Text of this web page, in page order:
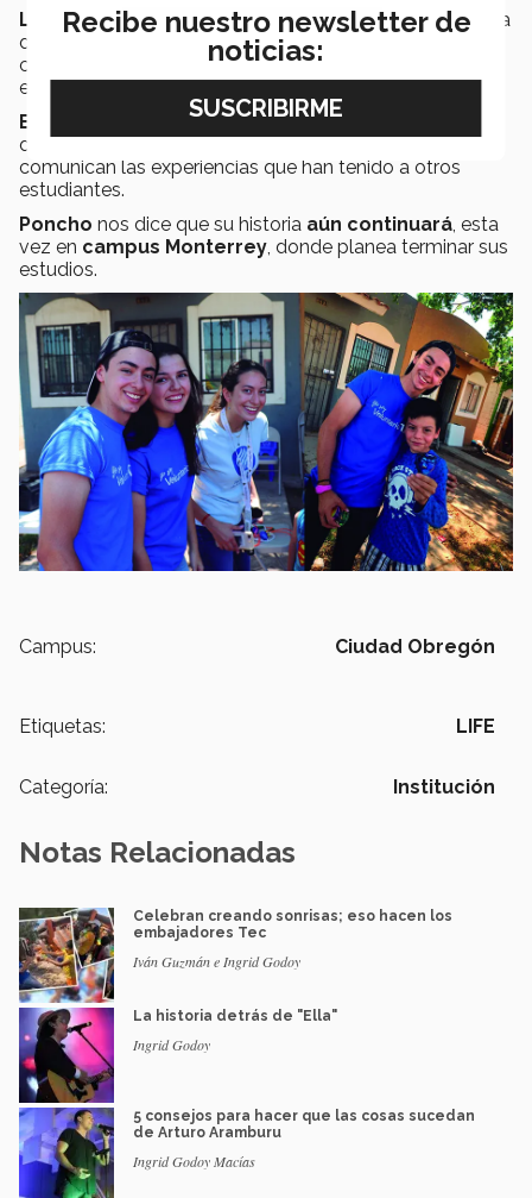
LiFE
, Liderazgo y Formación Estudiantil, es una iniciativa
del nuevo
modelo Tec21, donde las actividades
culturales, deportivas y de desarrollo dejan de ser
extracurriculares para volverse formativas.
Embajadores Teces un programa en donde alumnos
de preparatoria y profesional de la institución
comunican las experiencias que han tenido a otros
estudiantes.
Poncho nos dice que su historia aún continuará, esta
vez en campus Monterrey, donde planea terminar sus
estudios.
Campus: Ciudad Obregón
Etiquetas: LIFE
Categoría: Institución
Notas Relacionadas
Celebran creando sonrisas; eso hacen los
embajadores Tec
Iván Guzmán e Ingrid Godoy
La historia detrás de "Ella"
Ingrid Godoy
5 consejos para hacer que las cosas sucedan
de Arturo Aramburu
Ingrid Godoy Macías
Recibe nuestro newsletter de
noticias: